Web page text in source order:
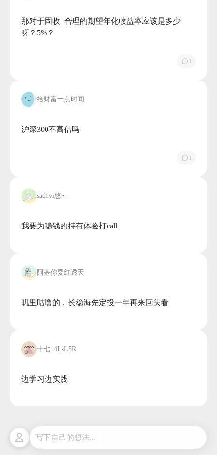
那对于固收+合理的期望年化收益率应该是多少
呀？5%？
1
给财富一点时间
沪深300不高估吗
1
sadhvi悠～
我要为稳钱的持有体验打call
阿基你要红透天
叽里咕噜的，长稳海先定投一年再来回头看
十七_4LsL5R
边学习边实践